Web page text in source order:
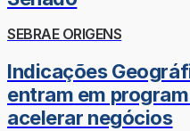
SEBRAE ORIGENS
Indicações
entram em
acelerar negócios